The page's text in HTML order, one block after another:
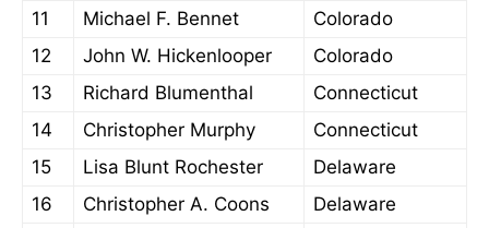
11
Michael F. Bennet
Colorado
12
John W. Hickenlooper
Colorado
13
Richard Blumenthal
Connecticut
14
Christopher Murphy
Connecticut
15
Lisa Blunt Rochester
Delaware
16
Christopher A. Coons
Delaware